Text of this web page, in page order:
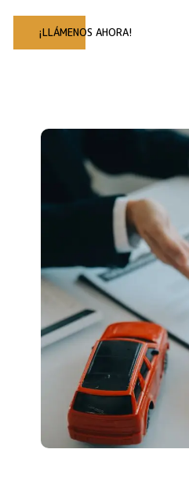
¡LLÁMENOS AHORA!